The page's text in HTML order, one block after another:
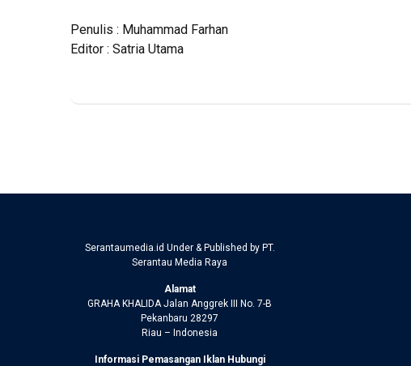
Penulis : Muhammad Farhan
Editor : Satria Utama
Serantaumedia.id Under & Published by PT.
Serantau Media Raya
Alamat
GRAHA KHALIDA Jalan Anggrek III No. 7-B
Pekanbaru 28297
Riau – Indonesia
Informasi Pemasangan Iklan Hubungi